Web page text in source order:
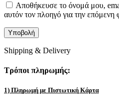
Αποθήκευσε το όνομά μου,
αυτόν τον πλοηγό για την
Shipping & Delivery
Τρόποι πληρωμής:
1) Πληρωμή με Πιστωτική Κάρτα